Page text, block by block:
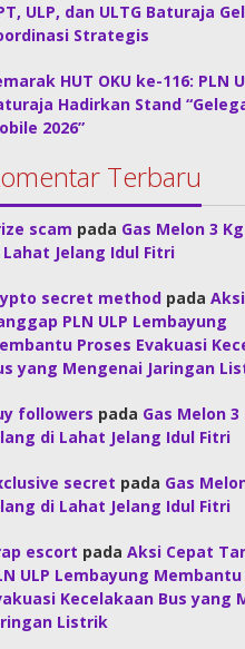
ULP, dan ULTG Baturaja
Strategis
HUT OKU ke-116: PLN
Hadirkan Stand
2026”
Terbaru
scam pada Gas Melon 3
Lahat Jelang Idul Fitri
secret method pada
PLN ULP Lembayung
Proses Evakuasi
yang Mengenai Jaringan
followers pada Gas Melon 3
di Lahat Jelang Idul Fitri
secret pada Gas
di Lahat Jelang Idul Fitri
escort padaAksi Cepat
ULP Lembayung
Kecelakaan Bus yang
Listrik